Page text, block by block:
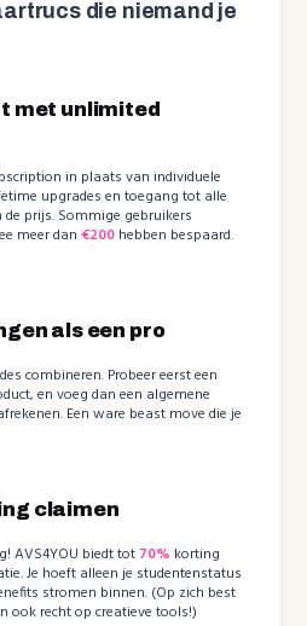
die niemand je
met unlimited
in plaats van individuele
upgrades en toegang tot alle
prijs. Sommige gebruikers
meer dan€200 hebben bespaard.
als een pro
combineren. Probeer eerst een
en voeg dan een algemene
Een ware beast move die je
claimen
AVS4YOU biedt tot 70% korting
Je hoeft alleen je studentenstatus
stromen binnen. (Op zich best
ook recht op creatieve tools!)